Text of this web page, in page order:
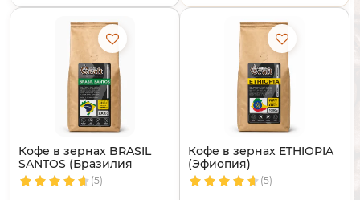
Кофе в зернах BRASIL
SANTOS (Бразилия
Сантос)
(5)
Кофе в зернах ETHIOPIA
(Эфиопия)
(5)